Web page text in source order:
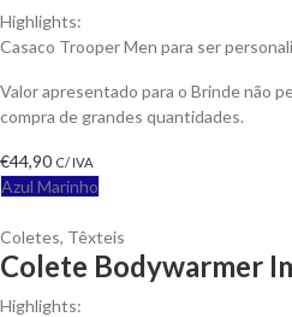
Highlights:
Casaco Trooper Men para ser
Valor apresentado para o Brinde não
compra de grandes quantidades.
€44,90 C/ IVA
Azul Marinho
Coletes, Têxteis
Colete Bodywarmer
Highlights: